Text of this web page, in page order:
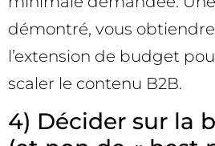
démontré, vous
l’extension de budget
scaler le contenu B2B.
4) Décider sur la